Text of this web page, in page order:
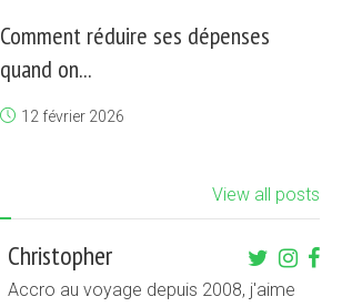
Comment réduire ses dépenses
quand on...
12 février 2026
View all posts
Christopher
Accro au voyage depuis 2008, j'aime